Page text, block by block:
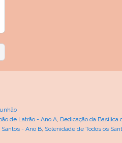
de Latrão - Ano A, Dedicação da Basílica
- Ano B, Solenidade de Todos os